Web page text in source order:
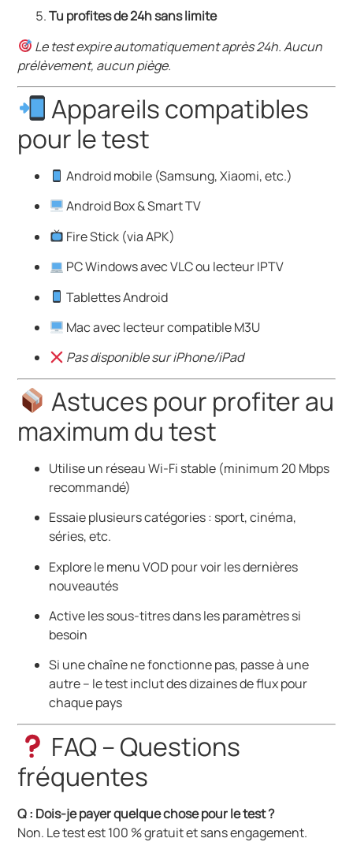
Tu profites de 24h sans limite
Le test expire automatiquement après 24h. Aucun
prélèvement, aucun piège.
Appareils compatibles
pour le test
Android mobile (Samsung, Xiaomi, etc.)
Android Box & Smart TV
Fire Stick (via APK)
PC Windows avec VLC ou lecteur IPTV
Tablettes Android
Mac avec lecteur compatible M3U
Pas disponible sur iPhone/iPad
Astuces pour profiter au
maximum du test
Utilise un réseau Wi-Fi stable (minimum 20 Mbps
recommandé)
Essaie plusieurs catégories : sport, cinéma,
séries, etc.
Explore le menu VOD pour voir les dernières
nouveautés
Active les sous-titres dans les paramètres si
besoin
Si une chaîne ne fonctionne pas, passe à une
autre – le test inclut des dizaines de flux pour
chaque pays
FAQ – Questions
fréquentes
Q : Dois-je payer quelque chose pour le test ?
Non. Le test est 100 % gratuit et sans engagement.